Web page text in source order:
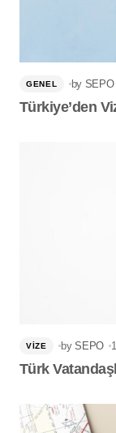
GENEL by SEPO
Türkiye’den
VIZE by SEPO
Türk